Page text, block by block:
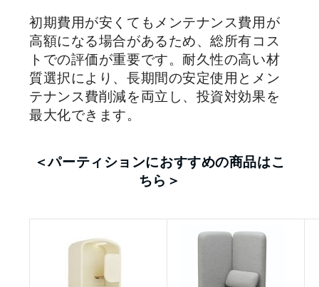
初期費用が安くてもメンテナンス費用が
高額になる場合があるため、総所有コス
トでの評価が重要です。耐久性の高い材
質選択により、長期間の安定使用とメン
テナンス費削減を両立し、投資対効果を
最大化できます。
＜パーティションにおすすめの商品はこ
ちら＞